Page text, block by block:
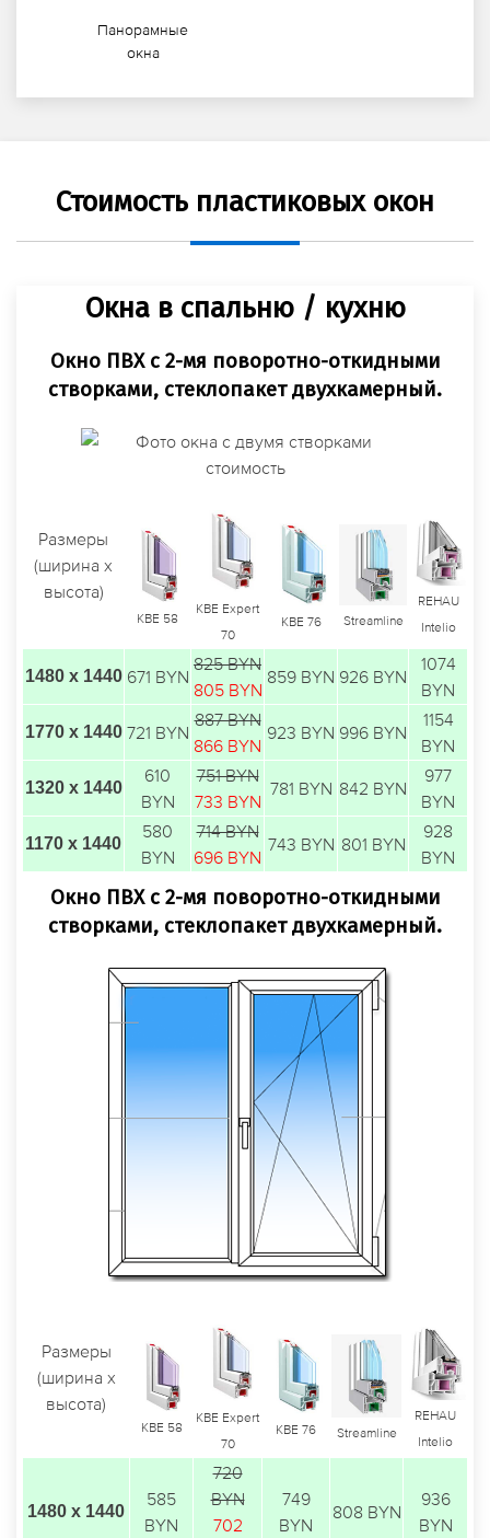
Панорамные
окна
Стоимость пластиковых окон
Окна в спальню / кухню
Окно ПВХ с 2-мя поворотно-откидными
створками, стеклопакет двухкамерный.
Размеры
(ширина х
высота)
KBE 58
KBE Expert
70
KBE 76 Streamline
REHAU
Intelio
1480 х 1440 671 BYN
825 BYN
805 BYN
859 BYN 926 BYN
1074
BYN
1770 х 1440 721 BYN
887 BYN
866 BYN
923 BYN 996 BYN
1154
BYN
1320 х 1440
610
BYN
751 BYN
733 BYN
781 BYN 842 BYN
977
BYN
1170 х 1440
580
BYN
714 BYN
696 BYN
743 BYN 801 BYN
928
BYN
Окно ПВХ с 2-мя поворотно-откидными
створками, стеклопакет двухкамерный.
Размеры
(ширина х
высота)
KBE 58
KBE Expert
70
KBE 76 Streamline
REHAU
Intelio
1480 х 1440
585
BYN
720
BYN
702
749
BYN
808 BYN
936
BYN